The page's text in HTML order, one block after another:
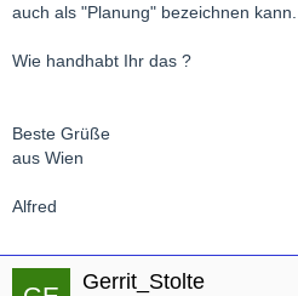
auch als "Planung" bezeichnen kann.
Wie handhabt Ihr das ?
Beste Grüße
aus Wien
Alfred
Gerrit_Stolte